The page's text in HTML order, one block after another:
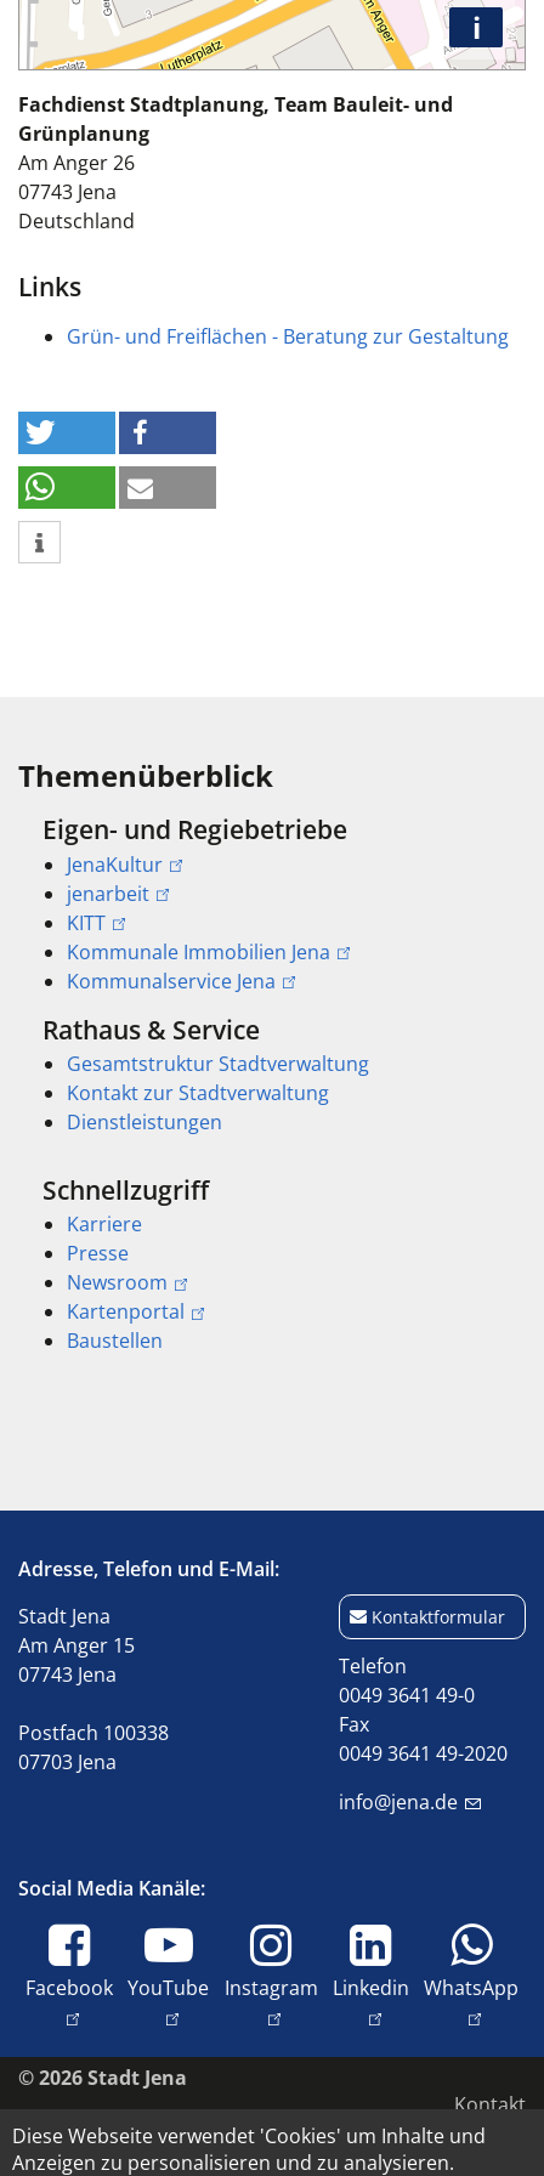
i
Fachdienst Stadtplanung, Team Bauleit- und
Grünplanung
Am Anger 26
07743 Jena
Deutschland
Links
Grün- und Freiflächen - Beratung zur Gestaltung
Themenüberblick
Eigen- und Regiebetriebe
JenaKultur
jenarbeit
KITT
Kommunale Immobilien Jena
Kommunalservice Jena
Rathaus & Service
Gesamtstruktur Stadtverwaltung
Kontakt zur Stadtverwaltung
Dienstleistungen
Schnellzugriff
Karriere
Presse
Newsroom
Kartenportal
Baustellen
Adresse, Telefon und E-Mail:
Stadt Jena
Am Anger 15
07743 Jena
Postfach 100338
07703 Jena
Kontaktformular
Telefon
0049 3641 49-0
Fax
0049 3641 49-2020
info@jena.de
Social Media Kanäle:
Facebook YouTube Instagram Linkedin WhatsApp
© 2026 Stadt Jena
Kontakt
Impressum
Diese Webseite verwendet 'Cookies' um Inhalte und
Anzeigen zu personalisieren und zu analysieren.